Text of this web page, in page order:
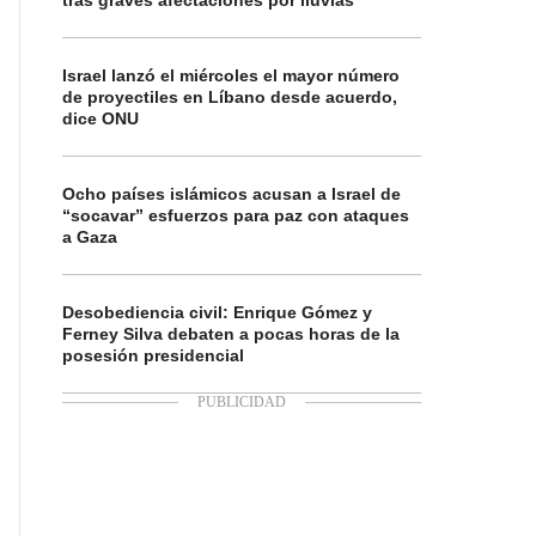
Israel lanzó el miércoles el mayor número
de proyectiles en Líbano desde acuerdo,
dice ONU
Ocho países islámicos acusan a Israel de
“socavar” esfuerzos para paz con ataques
a Gaza
Desobediencia civil: Enrique Gómez y
Ferney Silva debaten a pocas horas de la
posesión presidencial